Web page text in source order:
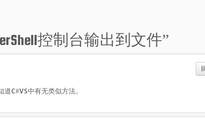
控制台输出到文件”
C#VS中有无类似方法。